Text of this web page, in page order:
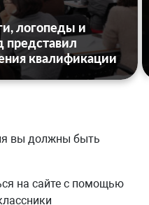
логопеды и
квалификации
вы должны быть
на сайте с помощью